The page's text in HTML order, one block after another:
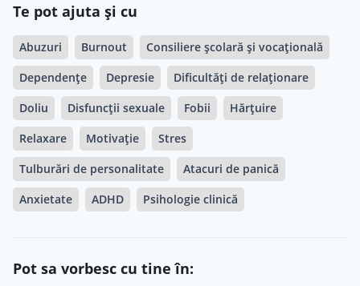
Te pot ajuta și cu
Abuzuri Burnout
Consiliere școlară și vocațională
Dependențe
Depresie
Dificultăți de relaționare
Doliu
Disfuncții sexuale Fobii
Hărțuire
Relaxare
Motivație
Stres
Tulburări de personalitate
Atacuri de panică
Anxietate
ADHD Psihologie clinică
Pot sa vorbesc cu tine în: